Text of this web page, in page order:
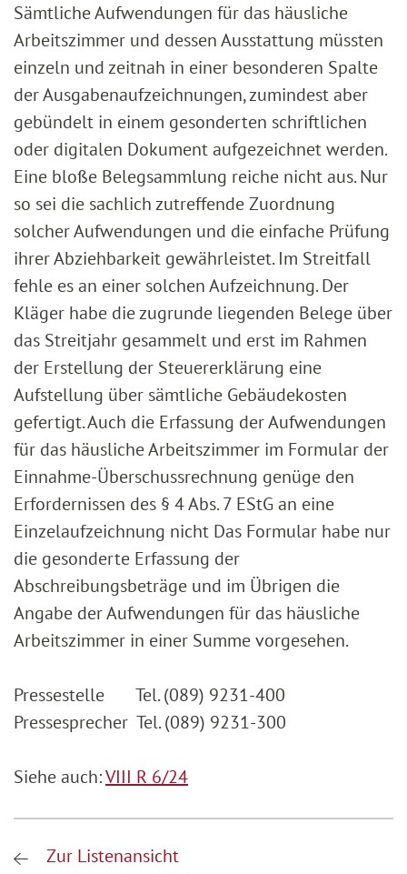
Sämtliche Aufwendungen für das häusliche
Arbeitszimmer und dessen Ausstattung müssten
einzeln und zeitnah in einer besonderen Spalte
der Ausgabenaufzeichnungen, zumindest aber
gebündelt in einem gesonderten schriftlichen
oder digitalen Dokument aufgezeichnet werden.
Eine bloße Belegsammlung reiche nicht aus. Nur
so sei die sachlich zutreffende Zuordnung
solcher Aufwendungen und die einfache Prüfung
ihrer Abziehbarkeit gewährleistet. Im Streitfall
fehle es an einer solchen Aufzeichnung. Der
Kläger habe die zugrunde liegenden Belege über
das Streitjahr gesammelt und erst im Rahmen
der Erstellung der Steuererklärung eine
Aufstellung über sämtliche Gebäudekosten
gefertigt. Auch die Erfassung der Aufwendungen
für das häusliche Arbeitszimmer im Formular der
Einnahme-Überschussrechnung genüge den
Erfordernissen des § 4 Abs. 7 EStG an eine
Einzelaufzeichnung nicht Das Formular habe nur
die gesonderte Erfassung der
Abschreibungsbeträge und im Übrigen die
Angabe der Aufwendungen für das häusliche
Arbeitszimmer in einer Summe vorgesehen.
Pressestelle Tel. (089) 9231-400
Pressesprecher Tel. (089) 9231-300
Siehe auch:VIII R 6/24
Zur Listenansicht